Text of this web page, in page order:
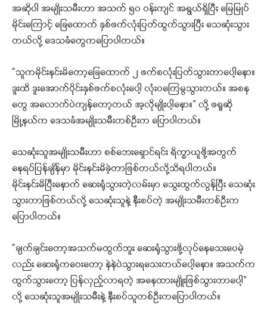
အဆိုပါ အမျိုးသမီးဟာ အသက် ၅၀ ဝန်းကျင် အရွယ်ရှိပြီး မြေမြုပ်
မိုင်းကြောင့် ခြေထောက် နှစ်ဖက်လုံးပြတ်ထွက်သွားပြီး သေဆုံးသွား
တယ်လို့ ဒေသခံတွေကပြောပါတယ်။
“သူကမိုင်းနင်းမိတော့ခြေထောက် ၂ ဖက်စလုံးပြတ်သွားတာပေါ့နော။
ဒူးထိ ဒူးအောက်ပိုင်းနှစ်ဖက်စလုံးပေါ့ လုံး၀ကြေမွသွားတယ်။ အစန
တွေ အလောက်ပဲကျန်တော့တယ် အ့လိုမျိုးပါ့နော။” လို့ ဖရူဆို
မြို့နယ်က ဒေသခံအမျိုးသမီးတစ်ဦးက ပြောပါတယ်။
သေဆုံးသူအမျိုးသမီးဟာ စစ်ဘေးရှောင်ရင်း ရိက္ခာယူဖို့အတွက်
နေရပ်ပြန်ချိန်မှာ မိုင်းနင်းမိခဲ့တာဖြစ်တယ်လို့သိရပါတယ်။
မိုင်းနင်းမိပြီးနောက် ဆေးရုံသွားတဲ့လမ်းမှာ သွေးထွက်လွန်ပြီး သေဆုံး
သွားတာဖြစ်တယ်လို့ သေဆုံးသူနဲ့ နီးစပ်တဲ့ အမျိုးသမီးတစ်ဦးက
ပြောပါတယ်။
“ချက်ချင်းတော့အသက်မထွက်ဘူး ဆေးရုံသွားဖို့လုပ်နေသေးပေမဲ့
လည်း ဆေးရုံကဝေးတော့ နဲနဲပဲသွားရသေးတယ်ပေါ့နော။ အသက်က
ထွက်သွားတော့ ပြန်လှည့်လာရတဲ့ အနေထားမျိူးဖြစ်သွားတာပေါ့”
လို့ သေဆုံးသူအမျိုးသမီးနဲ့ နီးစပ်သူတစ်ဦးကပြောပါတယ်။